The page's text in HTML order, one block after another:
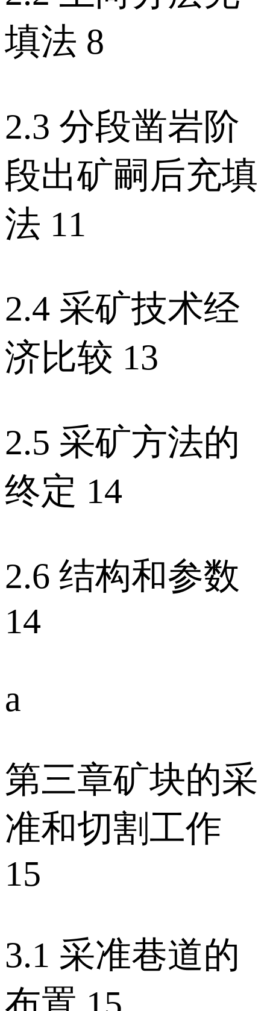
填法 8
2.3 分段凿岩阶
段出矿嗣后充填
法 11
2.4 采矿技术经
济比较 13
2.5 采矿方法的
终定 14
2.6 结构和参数
14
a
第三章矿块的采
准和切割工作
15
3.1 采准巷道的